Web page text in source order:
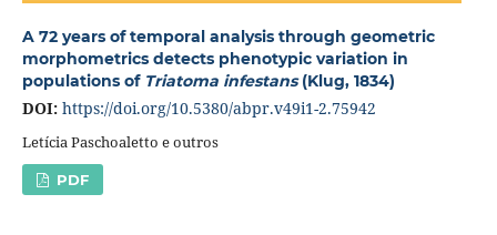
A 72 years of temporal analysis through geometric
morphometrics detects phenotypic variation in
populations of Triatoma infestans(Klug, 1834)
DOI: https://doi.org/10.5380/abpr.v49i1-2.75942
Letícia Paschoaletto e outros
PDF